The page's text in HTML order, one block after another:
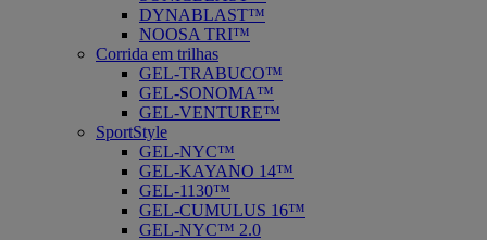
DYNABLAST™
NOOSA TRI™
Corrida em trilhas
GEL-TRABUCO™
GEL-SONOMA™
GEL-VENTURE™
SportStyle
GEL-NYC™
GEL-KAYANO 14™
GEL-1130™
GEL-CUMULUS 16™
GEL-NYC™ 2.0